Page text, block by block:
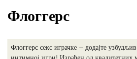
Флоггерс
Флоггерс секс играчке – додајте